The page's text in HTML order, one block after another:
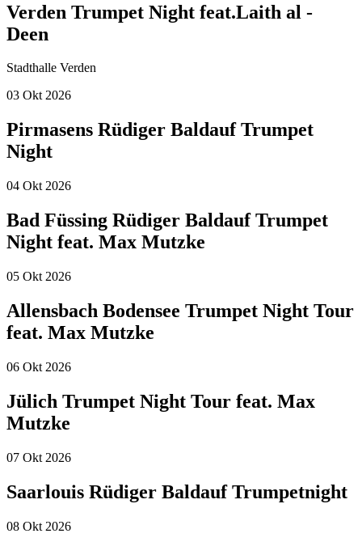
Verden Trumpet Night feat.Laith al -
Deen
Stadthalle Verden
03 Okt 2026
Pirmasens Rüdiger Baldauf Trumpet
Night
04 Okt 2026
Bad Füssing Rüdiger Baldauf Trumpet
Night feat. Max Mutzke
05 Okt 2026
Allensbach Bodensee Trumpet Night Tour
feat. Max Mutzke
06 Okt 2026
Jülich Trumpet Night Tour feat. Max
Mutzke
07 Okt 2026
Saarlouis Rüdiger Baldauf Trumpetnight
08 Okt 2026